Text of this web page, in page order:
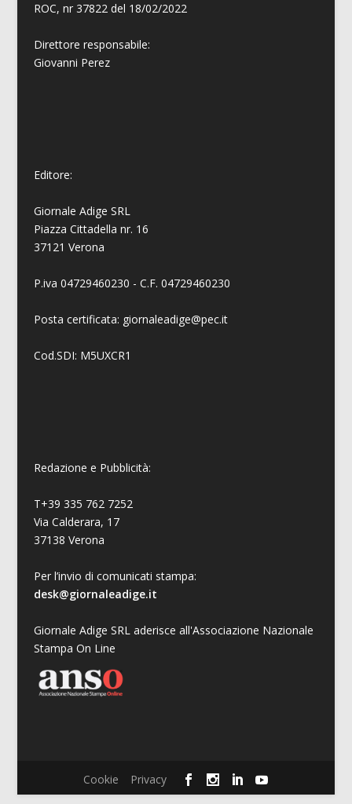
ROC, nr 37822 del 18/02/2022
Direttore responsabile:
Giovanni Perez
Editore:
Giornale Adige SRL
Piazza Cittadella nr. 16
37121 Verona
P.iva 04729460230 - C.F. 04729460230
Posta certificata: giornaleadige@pec.it
Cod.SDI: M5UXCR1
Redazione e Pubblicità:
T+39 335 762 7252
Via Calderara, 17
37138 Verona
Per l’invio di comunicati stampa:
desk@giornaleadige.it
Giornale Adige SRL aderisce all'Associazione Nazionale
Stampa On Line
Cookie Privacy